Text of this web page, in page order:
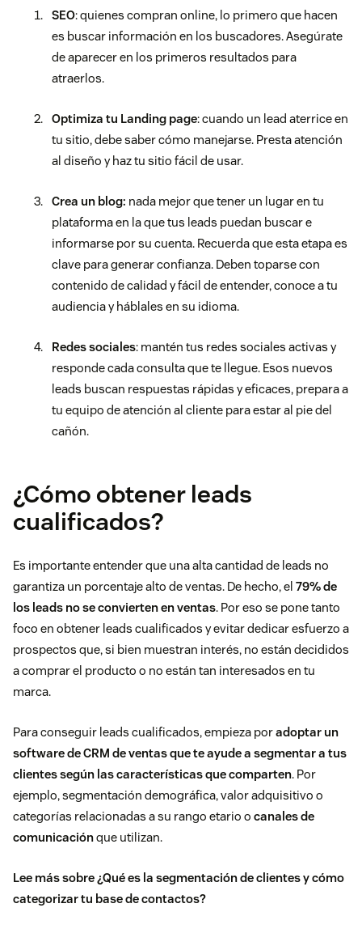
SEO: quienes compran online, lo primero que hacen
es buscar información en los buscadores. Asegúrate
de aparecer en los primeros resultados para
atraerlos.
Optimiza tu Landing page: cuando un lead aterrice en
tu sitio, debe saber cómo manejarse. Presta atención
al diseño y haz tu sitio fácil de usar.
Crea un blog: nada mejor que tener un lugar en tu
plataforma en la que tus leads puedan buscar e
informarse por su cuenta. Recuerda que esta etapa es
clave para generar confianza. Deben toparse con
contenido de calidad y fácil de entender, conoce a tu
audiencia y háblales en su idioma.
Redes sociales: mantén tus redes sociales activas y
responde cada consulta que te llegue. Esos nuevos
leads buscan respuestas rápidas y eficaces, prepara a
tu equipo de atención al cliente para estar al pie del
cañón.
¿Cómo obtener leads
cualificados?
Es importante entender que una alta cantidad de leads no
garantiza un porcentaje alto de ventas. De hecho, el 79% de
los leads no se convierten en ventas. Por eso se pone tanto
foco en obtener leads cualificados y evitar dedicar esfuerzo a
prospectos que, si bien muestran interés, no están decididos
a comprar el producto o no están tan interesados en tu
marca.
Para conseguir leads cualificados, empieza poradoptar un
software deCRM de ventas que te ayude a segmentar a tus
clientes según las características que comparten. Por
ejemplo, segmentación demográfica, valor adquisitivo o
categorías relacionadas a su rango etario o canales de
comunicaciónque utilizan.
Lee más sobre¿Qué es la segmentación de clientes y cómo
categorizar tu base de contactos?